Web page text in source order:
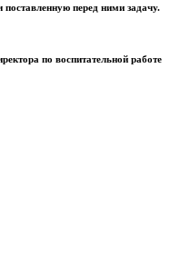
перед ними задачу.
по воспитательной работе